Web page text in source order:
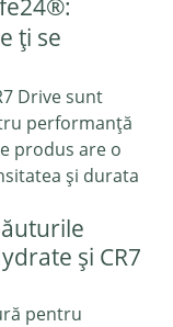
ți se
Drive sunt
performanță
produs are o
și durata
și CR7
pentru